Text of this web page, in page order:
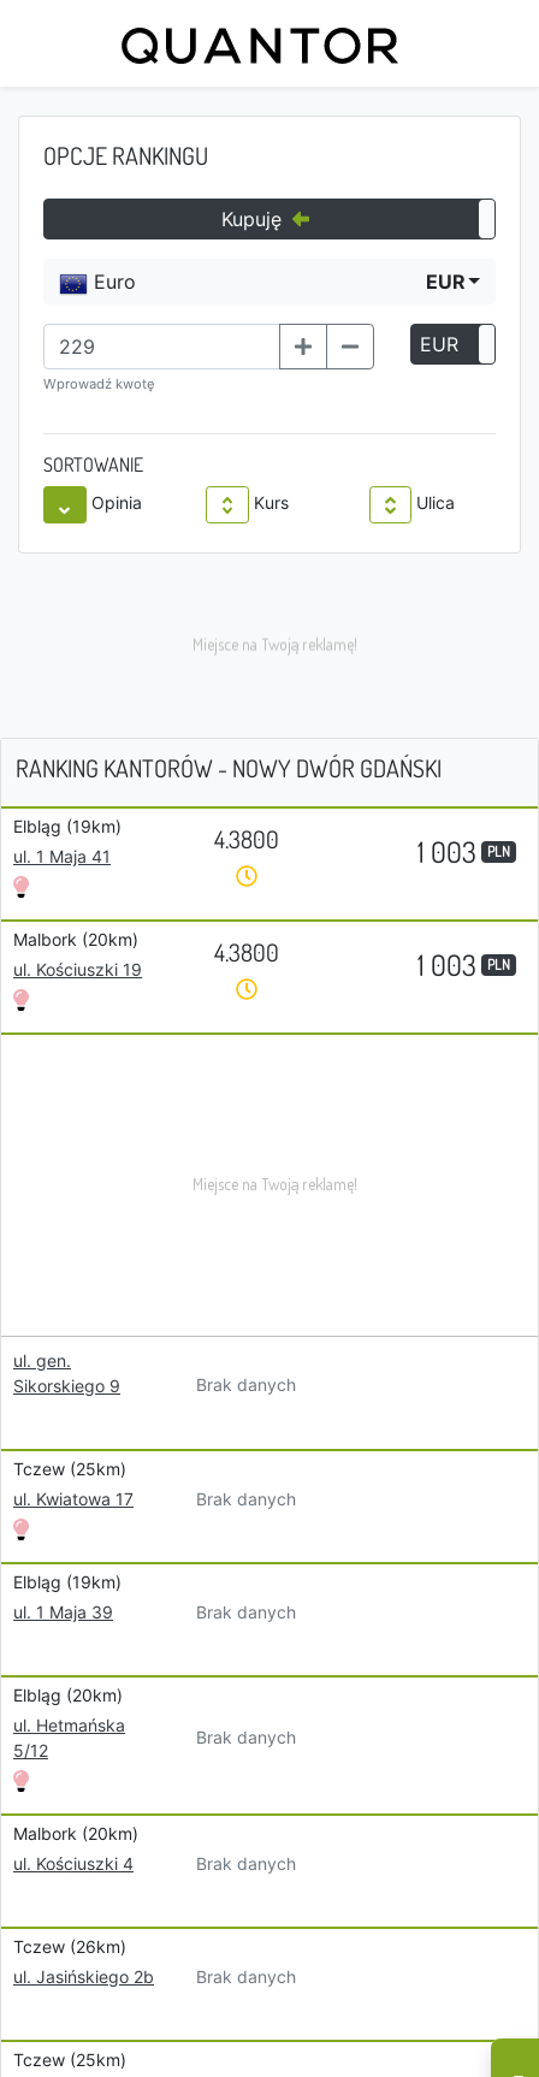
OPCJE RANKINGU
Kupuję
Euro EUR
Wprowadź kwotę
EUR
SORTOWANIE
Opinia Kurs Ulica
RANKING KANTORÓW - NOWY DWÓR GDAŃSKI
Elbląg (19km)
ul. 1 Maja 41
4.3800 1 003 PLN
Malbork (20km)
ul. Kościuszki 19
4.3800 1 003 PLN
ul. gen.
Sikorskiego 9
Brak danych
Tczew (25km)
ul. Kwiatowa 17
Brak danych
Elbląg (19km)
ul. 1 Maja 39
Brak danych
Elbląg (20km)
ul. Hetmańska
5/12
Brak danych
Malbork (20km)
ul. Kościuszki 4
Brak danych
Tczew (26km)
ul. Jasińskiego 2b
Brak danych
Tczew (25km)